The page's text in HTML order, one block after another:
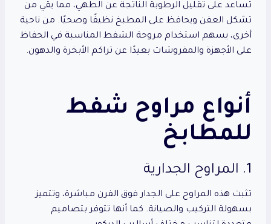
تساعد على تقليل الرطوبة الناتجة عن الطهي، مما يقي من
تشكل العفن ويحافظ على المطبخ نظيفًا وصحيًا. من ناحية
أخرى، يسهم استخدام مروحة الشفط المناسبة في الحفاظ
على الأجهزة والمفروشات بعيدًا عن تراكم الأبخرة والدهون.
أنواع مراوح شفط
للمطابخ
1. المراوح الجدارية
تثبت هذه المراوح على الجدار فوق الفرن مباشرة، وتتميز
بسهولة التركيب والصيانة. كما أنها تتوفر بتصاميم